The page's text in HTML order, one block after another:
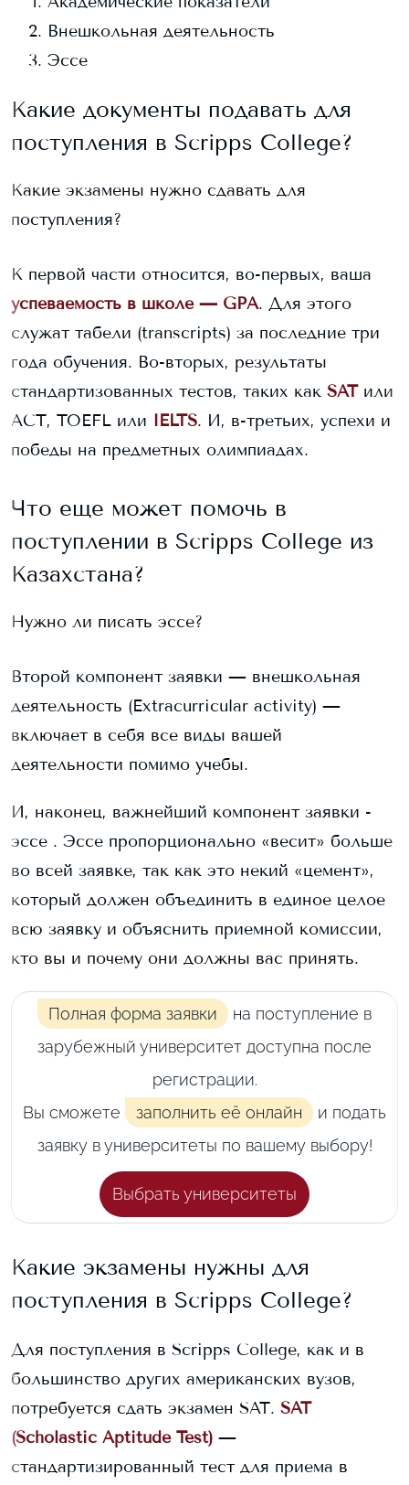
Внешкольная деятельность
Эссе
Какие документы подавать для
поступления в Scripps College?
Какие экзамены нужно сдавать для
поступления?
К первой части относится, во-первых, ваша
успеваемость в школе — GPA. Для этого
служат табели (transcripts) за последние три
года обучения. Во-вторых, результаты
стандартизованных тестов, таких как SAT или
ACT, TOEFL или IELTS. И, в-третьих, успехи и
победы на предметных олимпиадах.
Что еще может помочь в
поступлении в Scripps College из
Казахстана?
Нужно ли писать эссе?
Второй компонент заявки — внешкольная
деятельность (Extracurricular activity) —
включает в себя все виды вашей
деятельности помимо учебы.
И, наконец, важнейший компонент заявки -
эссе . Эссе пропорционально «весит» больше
во всей заявке, так как это некий «цемент»,
который должен объединить в единое целое
всю заявку и объяснить приемной комиссии,
кто вы и почему они должны вас принять.
Полная форма заявки
на поступление в
зарубежный университет доступна после
регистрации.
Вы сможете
заполнить её онлайн
и подать
заявку в университеты по вашему выбору!
Выбрать университеты
Какие экзамены нужны для
поступления в Scripps College?
Для поступления в Scripps College, как и в
большинство других американских вузов,
потребуется сдать экзамен SAT. SAT
(Scholastic Aptitude Test) —
стандартизированный тест для приема в